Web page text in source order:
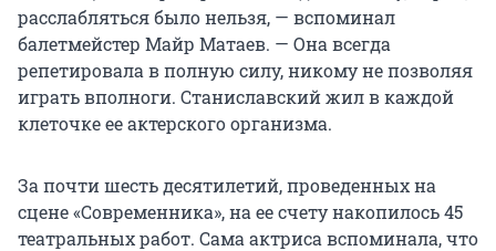
расслабляться было нельзя, — вспоминал
балетмейстер Майр Матаев. — Она всегда
репетировала в полную силу, никому не позволяя
играть вполноги. Станиславский жил в каждой
клеточке ее актерского организма.
За почти шесть десятилетий, проведенных на
сцене «Современника», на ее счету накопилось 45
театральных работ. Сама актриса вспоминала, что